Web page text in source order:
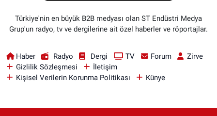
Türkiye'nin en büyük B2B medyası olan ST Endüstri Medya
Grup'un radyo, tv ve dergilerine ait özel haberler ve röportajlar.
Haber Radyo Dergi TV Forum
Zirve
Gizlilik Sözleşmesi
İletişim
Kişisel Verilerin Korunma Politikası
Künye